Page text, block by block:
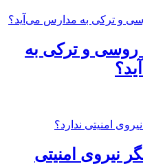
روسی و ترکی به
نیروی امنیتی